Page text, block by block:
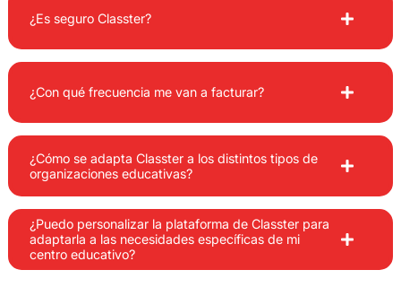
¿Es seguro Classter?
¿Con qué frecuencia me van a facturar?
¿Cómo se adapta Classter a los distintos tipos de
organizaciones educativas?
¿Puedo personalizar la plataforma de Classter para
adaptarla a las necesidades específicas de mi
centro educativo?